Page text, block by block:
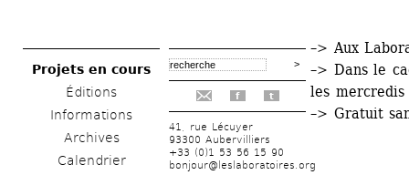
Projets en cours
Éditions
Informations
Archives
Calendrier
f t
41, rue Lécuyer
93300 Aubervilliers
+33 (0)1 53 56 15 90
bonjour@leslaboratoires.org
–> Aux
–> Dans le
les mercredis
–> Gratuit